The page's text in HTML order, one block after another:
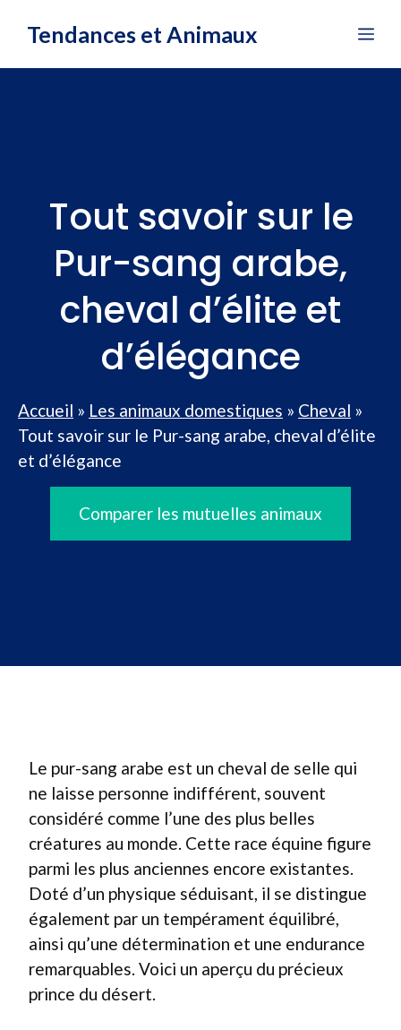
Tendances et Animaux
Tout savoir sur le
Pur-sang arabe,
cheval d’élite et
d’élégance
Accueil » Les animaux domestiques » Cheval »
Tout savoir sur le Pur-sang arabe, cheval d’élite
et d’élégance
Comparer les mutuelles animaux
Le pur-sang arabe est un cheval de selle qui
ne laisse personne indifférent, souvent
considéré comme l’une des plus belles
créatures au monde. Cette race équine figure
parmi les plus anciennes encore existantes.
Doté d’un physique séduisant, il se distingue
également par un tempérament équilibré,
ainsi qu’une détermination et une endurance
remarquables. Voici un aperçu du précieux
prince du désert.